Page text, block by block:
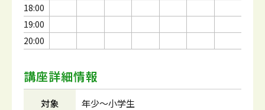
18:00
19:00
20:00
講座詳細情報
対象 年少～小学生